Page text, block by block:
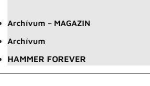
Archívum – MAGAZIN
Archívum
HAMMER FOREVER